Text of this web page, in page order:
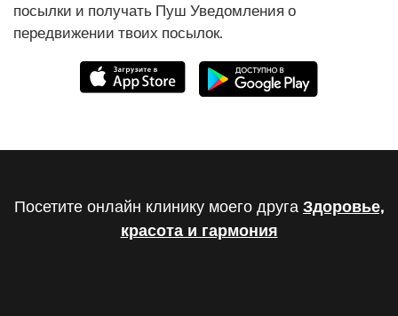
посылки и получать Пуш Уведомления о
передвижении твоих посылок.
Посетите онлайн клинику моего друга Здоровье,
красота и гармония